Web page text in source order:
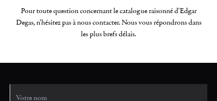
Pour toute question concernant le catalogue raisonné d'Edgar
Degas, n'hésitez pas à nous contacter. Nous vous répondrons dans
les plus brefs délais.